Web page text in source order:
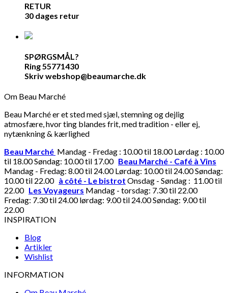
RETUR
30 dages retur
SPØRGSMÅL?
Ring 55771430
Skriv webshop@beaumarche.dk
Om Beau Marché
Beau Marché er et sted med sjæl, stemning og dejlig
atmosfære, hvor ting blandes frit, med tradition - eller ej,
nytænkning & kærlighed
Beau Marché Mandag - Fredag : 10.00 til 18.00 Lørdag : 10.00
til 18.00 Søndag: 10.00 til 17.00 Beau Marché - Café à Vins
Mandag - Fredag: 8.00 til 24.00 Lørdag: 10.00 til 24.00 Søndag:
10.00 til 22.00 à côté - Le bistrot Onsdag - Søndag : 11.00 til
22.00 Les Voyageurs Mandag - torsdag: 7.30 til 22.00
Fredag: 7.30 til 24.00 lørdag: 9.00 til 24.00 Søndag: 9.00 til
22.00
INSPIRATION
Blog
Artikler
Wishlist
INFORMATION